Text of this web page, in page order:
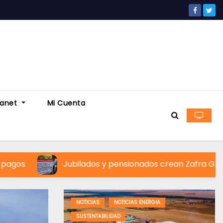
Mi Cuenta
y pensionados crean Zafra Gremial para
AZUCAR NOTICIAS ZAFRA
NOTICIAS
NOTICIAS ENERGIA
SUSTENTABILIDAD